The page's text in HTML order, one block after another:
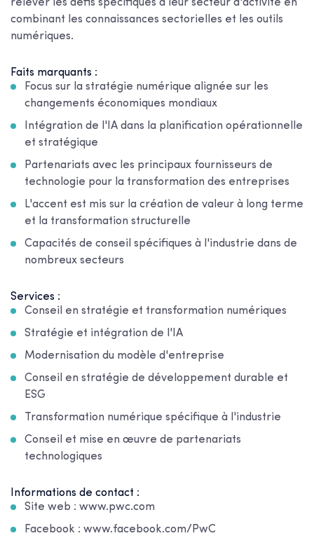
relever les défis spécifiques à leur secteur d'activité en
combinant les connaissances sectorielles et les outils
numériques.
Faits marquants :
Focus sur la stratégie numérique alignée sur les
changements économiques mondiaux
Intégration de l'IA dans la planification opérationnelle
et stratégique
Partenariats avec les principaux fournisseurs de
technologie pour la transformation des entreprises
L'accent est mis sur la création de valeur à long terme
et la transformation structurelle
Capacités de conseil spécifiques à l'industrie dans de
nombreux secteurs
Services :
Conseil en stratégie et transformation numériques
Stratégie et intégration de l'IA
Modernisation du modèle d'entreprise
Conseil en stratégie de développement durable et
ESG
Transformation numérique spécifique à l'industrie
Conseil et mise en œuvre de partenariats
technologiques
Informations de contact :
Site web : www.pwc.com
Facebook : www.facebook.com/PwC